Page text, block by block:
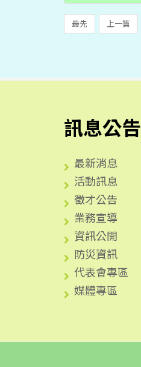
最先 上一篇
訊息公告
最新消息
活動訊息
徵才公告
業務宣導
資訊公開
防災資訊
代表會專區
媒體專區